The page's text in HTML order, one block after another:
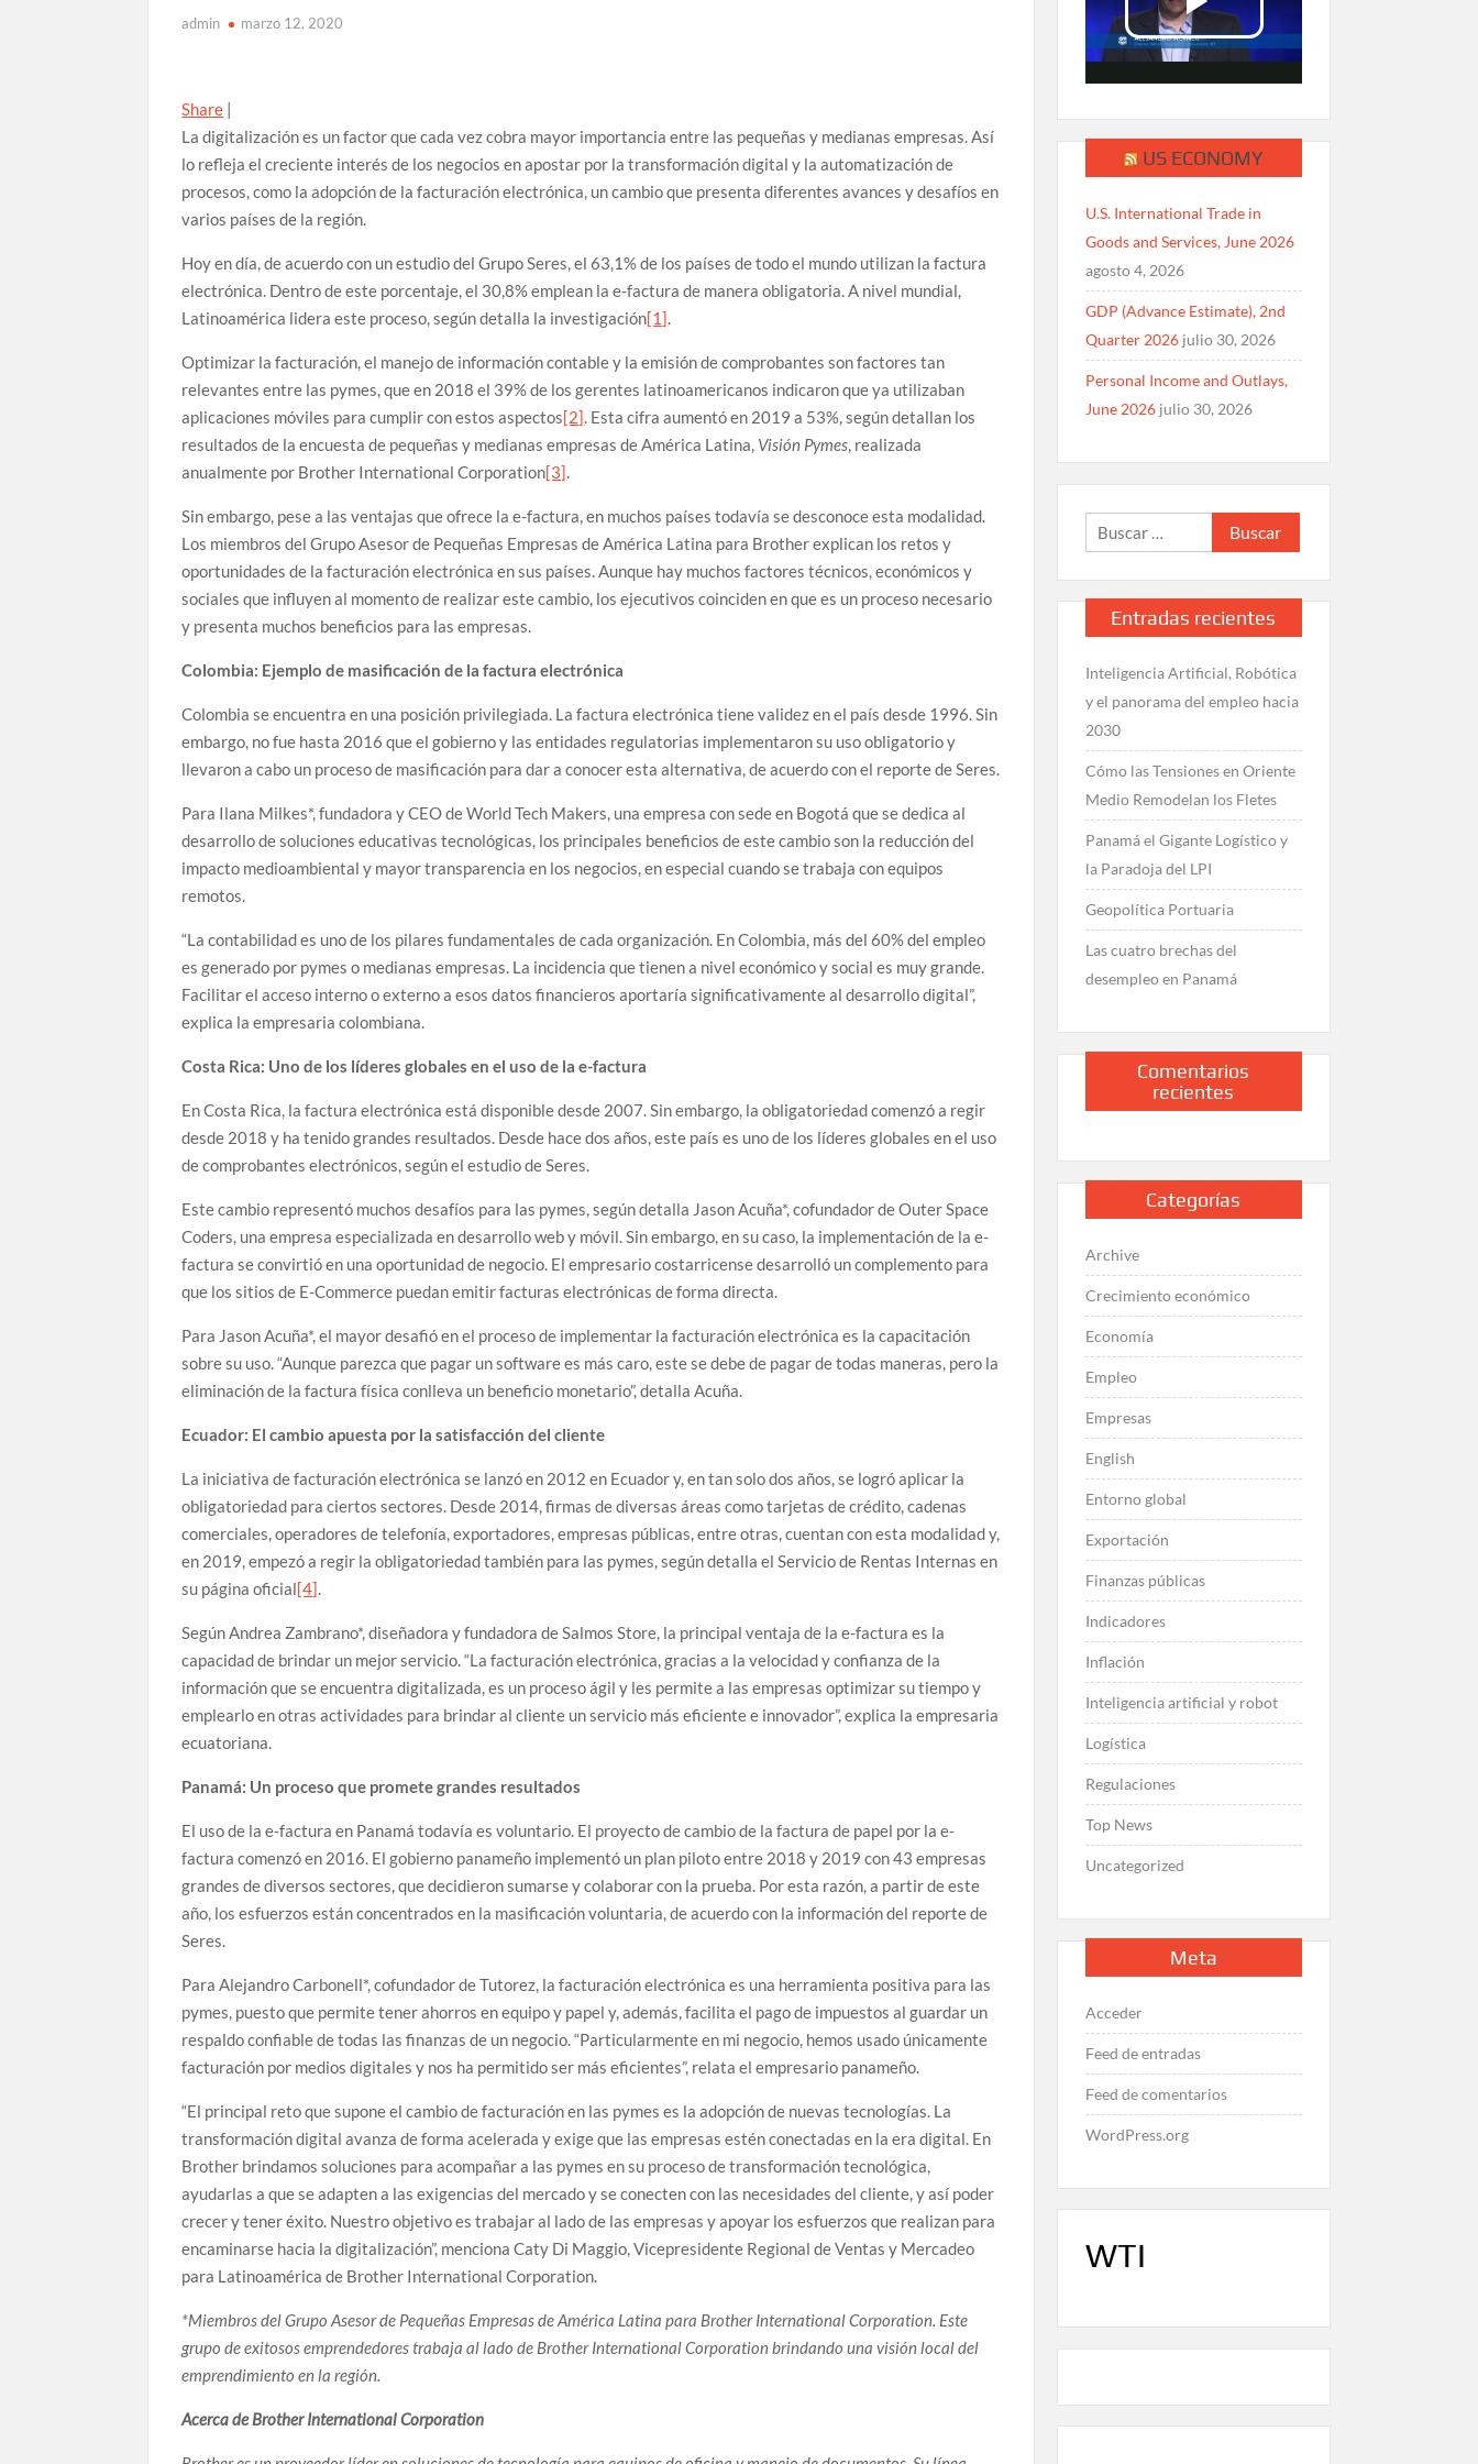
admin marzo 12, 2020
Share |
La digitalización es un factor que cada vez cobra mayor importancia entre las pequeñas y medianas empresas. Así
lo refleja el creciente interés de los negocios en apostar por la transformación digital y la automatización de
procesos, como la adopción de la facturación electrónica, un cambio que presenta diferentes avances y desafíos en
varios países de la región.
Hoy en día, de acuerdo con un estudio del Grupo Seres, el 63,1% de los países de todo el mundo utilizan la factura
electrónica. Dentro de este porcentaje, el 30,8% emplean la e-factura de manera obligatoria. A nivel mundial,
Latinoamérica lidera este proceso, según detalla la investigación[1].
Optimizar la facturación, el manejo de información contable y la emisión de comprobantes son factores tan
relevantes entre las pymes, que en 2018 el 39% de los gerentes latinoamericanos indicaron que ya utilizaban
aplicaciones móviles para cumplir con estos aspectos[2]. Esta cifra aumentó en 2019 a 53%, según detallan los
resultados de la encuesta de pequeñas y medianas empresas de América Latina, Visión Pymes, realizada
anualmente por Brother International Corporation[3].
Sin embargo, pese a las ventajas que ofrece la e-factura, en muchos países todavía se desconoce esta modalidad.
Los miembros del Grupo Asesor de Pequeñas Empresas de América Latina para Brother explican los retos y
oportunidades de la facturación electrónica en sus países. Aunque hay muchos factores técnicos, económicos y
sociales que influyen al momento de realizar este cambio, los ejecutivos coinciden en que es un proceso necesario
y presenta muchos beneficios para las empresas.
Colombia: Ejemplo de masificación de la factura electrónica
Colombia se encuentra en una posición privilegiada. La factura electrónica tiene validez en el país desde 1996. Sin
embargo, no fue hasta 2016 que el gobierno y las entidades regulatorias implementaron su uso obligatorio y
llevaron a cabo un proceso de masificación para dar a conocer esta alternativa, de acuerdo con el reporte de Seres.
Para Ilana Milkes*, fundadora y CEO de World Tech Makers, una empresa con sede en Bogotá que se dedica al
desarrollo de soluciones educativas tecnológicas, los principales beneficios de este cambio son la reducción del
impacto medioambiental y mayor transparencia en los negocios, en especial cuando se trabaja con equipos
remotos.
“La contabilidad es uno de los pilares fundamentales de cada organización. En Colombia, más del 60% del empleo
es generado por pymes o medianas empresas. La incidencia que tienen a nivel económico y social es muy grande.
Facilitar el acceso interno o externo a esos datos financieros aportaría significativamente al desarrollo digital”,
explica la empresaria colombiana.
Costa Rica: Uno de los líderes globales en el uso de la e-factura
En Costa Rica, la factura electrónica está disponible desde 2007. Sin embargo, la obligatoriedad comenzó a regir
desde 2018 y ha tenido grandes resultados. Desde hace dos años, este país es uno de los líderes globales en el uso
de comprobantes electrónicos, según el estudio de Seres.
Este cambio representó muchos desafíos para las pymes, según detalla Jason Acuña*, cofundador de Outer Space
Coders, una empresa especializada en desarrollo web y móvil. Sin embargo, en su caso, la implementación de la e-
factura se convirtió en una oportunidad de negocio. El empresario costarricense desarrolló un complemento para
que los sitios de E-Commerce puedan emitir facturas electrónicas de forma directa.
Para Jason Acuña*, el mayor desafió en el proceso de implementar la facturación electrónica es la capacitación
sobre su uso. “Aunque parezca que pagar un software es más caro, este se debe de pagar de todas maneras, pero la
eliminación de la factura física conlleva un beneficio monetario”, detalla Acuña.
Ecuador: El cambio apuesta por la satisfacción del cliente
La iniciativa de facturación electrónica se lanzó en 2012 en Ecuador y, en tan solo dos años, se logró aplicar la
obligatoriedad para ciertos sectores. Desde 2014, firmas de diversas áreas como tarjetas de crédito, cadenas
comerciales, operadores de telefonía, exportadores, empresas públicas, entre otras, cuentan con esta modalidad y,
en 2019, empezó a regir la obligatoriedad también para las pymes, según detalla el Servicio de Rentas Internas en
su página oficial[4].
Según Andrea Zambrano*, diseñadora y fundadora de Salmos Store, la principal ventaja de la e-factura es la
capacidad de brindar un mejor servicio. “La facturación electrónica, gracias a la velocidad y confianza de la
información que se encuentra digitalizada, es un proceso ágil y les permite a las empresas optimizar su tiempo y
emplearlo en otras actividades para brindar al cliente un servicio más eficiente e innovador”, explica la empresaria
ecuatoriana.
Panamá: Un proceso que promete grandes resultados
El uso de la e-factura en Panamá todavía es voluntario. El proyecto de cambio de la factura de papel por la e-
factura comenzó en 2016. El gobierno panameño implementó un plan piloto entre 2018 y 2019 con 43 empresas
grandes de diversos sectores, que decidieron sumarse y colaborar con la prueba. Por esta razón, a partir de este
año, los esfuerzos están concentrados en la masificación voluntaria, de acuerdo con la información del reporte de
Seres.
Para Alejandro Carbonell*, cofundador de Tutorez, la facturación electrónica es una herramienta positiva para las
pymes, puesto que permite tener ahorros en equipo y papel y, además, facilita el pago de impuestos al guardar un
respaldo confiable de todas las finanzas de un negocio. “Particularmente en mi negocio, hemos usado únicamente
facturación por medios digitales y nos ha permitido ser más eficientes”, relata el empresario panameño.
“El principal reto que supone el cambio de facturación en las pymes es la adopción de nuevas tecnologías. La
transformación digital avanza de forma acelerada y exige que las empresas estén conectadas en la era digital. En
Brother brindamos soluciones para acompañar a las pymes en su proceso de transformación tecnológica,
ayudarlas a que se adapten a las exigencias del mercado y se conecten con las necesidades del cliente, y así poder
crecer y tener éxito. Nuestro objetivo es trabajar al lado de las empresas y apoyar los esfuerzos que realizan para
encaminarse hacia la digitalización”, menciona Caty Di Maggio, Vicepresidente Regional de Ventas y Mercadeo
para Latinoamérica de Brother International Corporation.
*Miembros del Grupo Asesor de Pequeñas Empresas de América Latina para Brother International Corporation. Este
grupo de exitosos emprendedores trabaja al lado de Brother International Corporation brindando una visión local del
emprendimiento en la región.
Acerca de Brother International Corporation
US ECONOMY
U.S. International Trade in
Goods and Services, June 2026
agosto 4, 2026
GDP (Advance Estimate), 2nd
Quarter 2026 julio 30, 2026
Personal Income and Outlays,
June 2026 julio 30, 2026
Buscar:
Entradas recientes
Inteligencia Artificial, Robótica
y el panorama del empleo hacia
2030
Cómo las Tensiones en Oriente
Medio Remodelan los Fletes
Panamá el Gigante Logístico y
la Paradoja del LPI
Geopolítica Portuaria
Las cuatro brechas del
desempleo en Panamá
Comentarios
recientes
Categorías
Archive
Crecimiento económico
Economía
Empleo
Empresas
English
Entorno global
Exportación
Finanzas públicas
Indicadores
Inflación
Inteligencia artificial y robot
Logística
Regulaciones
Top News
Uncategorized
Meta
Acceder
Feed de entradas
Feed de comentarios
WordPress.org
WTI